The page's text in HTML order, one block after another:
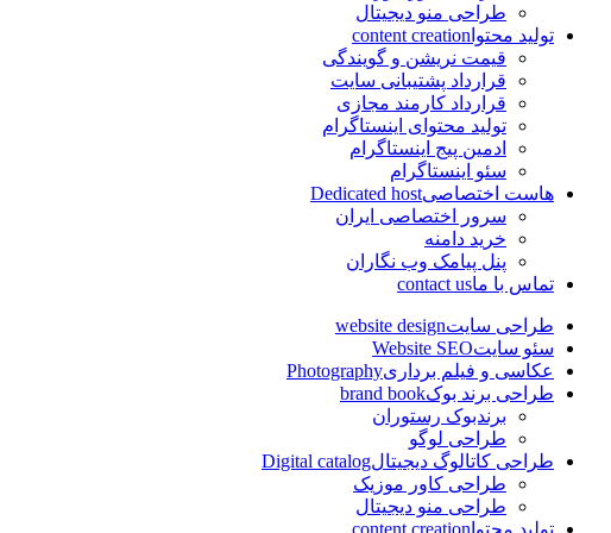
طراحی منو دیجیتال
تولید محتوا content creation
قیمت نریشن و گویندگی
قرارداد پشتیبانی سایت
قرارداد کارمند مجازی
تولید محتوای اینستاگرام
ادمین پیج اینستاگرام
سئو اینستاگرام
هاست اختصاصیDedicated host
سرور اختصاصی ایران
خرید دامنه
پنل پیامک وب نگاران
تماس با ماcontact us
طراحی سایتwebsite design
سئو سایتWebsite SEO
عکاسی و فیلم برداریPhotography
طراحی برند بوکbrand book
برندبوک رستوران
طراحی لوگو
طراحی کاتالوگ دیجیتالDigital catalog
طراحی کاور موزیک
طراحی منو دیجیتال
تولید محتوا content creation